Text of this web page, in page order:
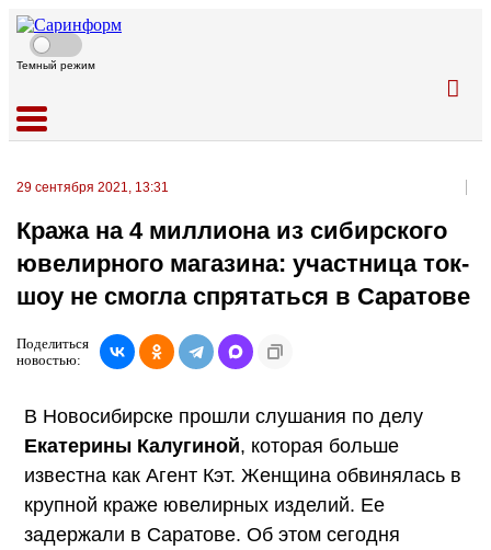
Темный режим
29 сентября 2021, 13:31
Кража на 4 миллиона из сибирского
ювелирного магазина: участница ток-
шоу не смогла спрятаться в Саратове
Поделиться
новостью:
В Новосибирске прошли слушания по делу
Екатерины Калугиной, которая больше
известна как Агент Кэт. Женщина обвинялась в
крупной краже ювелирных изделий. Ее
задержали в Саратове. Об этом сегодня